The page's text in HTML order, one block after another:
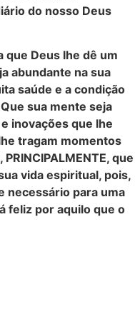
do nosso Deus
que Deus lhe dê um
abundante na sua
saúde e a condição
sua mente seja
inovações que lhe
tragam momentos
que
vida espiritual, pois,
necessário para uma
feliz por aquilo que o